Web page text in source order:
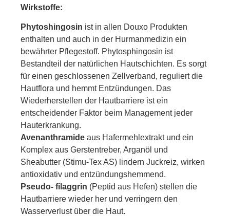
Wirkstoffe:
Phytoshingosin ist in allen Douxo Produkten
enthalten und auch in der Hurmanmedizin ein
bewährter Pflegestoff. Phytosphingosin ist
Bestandteil der natürlichen Hautschichten. Es sorgt
für einen geschlossenen Zellverband, reguliert die
Hautflora und hemmt Entzündungen. Das
Wiederherstellen der Hautbarriere ist ein
entscheidender Faktor beim Management jeder
Hauterkrankung.
Avenanthramide aus Hafermehlextrakt und ein
Komplex aus Gerstentreber, Arganöl und
Sheabutter (Stimu-Tex AS) lindern Juckreiz, wirken
antioxidativ und entzündungshemmend.
Pseudo- filaggrin (Peptid aus Hefen) stellen die
Hautbarriere wieder her und verringern den
Wasserverlust über die Haut.